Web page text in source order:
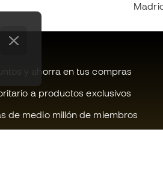
y ahorra en tus compras
a productos exclusivos
de medio millón de miembros